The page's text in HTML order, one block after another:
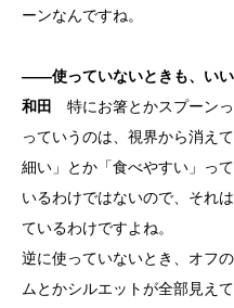
ーンなんですね。
――使っていないときも、いい
和田
特にお箸とかスプーン
っていうのは、視界から消え
細い」とか「食べやすい」っ
いるわけではないので、それ
ているわけですよね。
逆に使っていないとき、オフ
ムとかシルエットが全部見え